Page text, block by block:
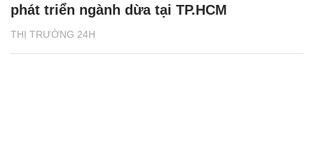
THỊ TRƯỜNG 24H
phát triển ngành dừa tại TP.HCM